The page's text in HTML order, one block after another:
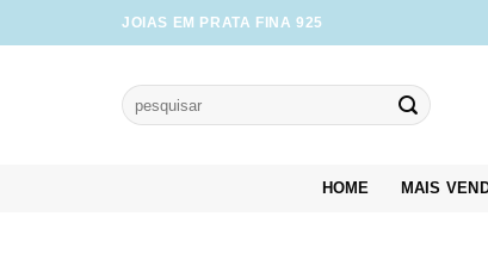
to
JOIAS EM PRATA FINA 925
Pesquisar
por:
HOME MAIS